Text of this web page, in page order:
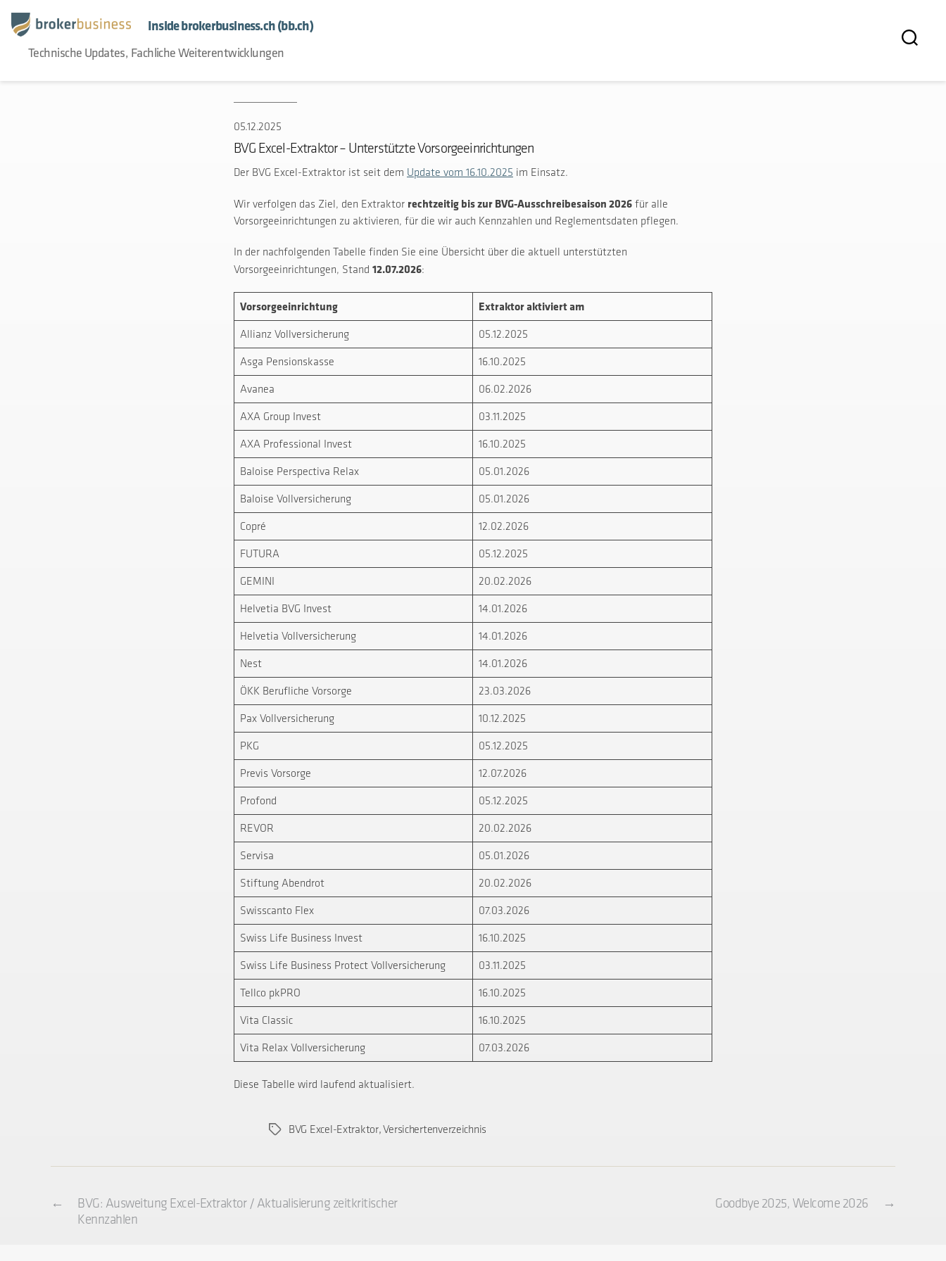
Inside brokerbusiness.ch (bb.ch)
Technische Updates, Fachliche Weiterentwicklungen
05.12.2025
BVG Excel-Extraktor – Unterstützte Vorsorgeeinrichtungen
Der BVG Excel-Extraktor ist seit dem Update vom 16.10.2025 im Einsatz.
Wir verfolgen das Ziel, den Extraktor rechtzeitig bis zur BVG-Ausschreibesaison 2026 für alle
Vorsorgeeinrichtungen zu aktivieren, für die wir auch Kennzahlen und Reglementsdaten pflegen.
In der nachfolgenden Tabelle finden Sie eine Übersicht über die aktuell unterstützten
Vorsorgeeinrichtungen, Stand 12.07.2026:
Vorsorgeeinrichtung Extraktor aktiviert am
Allianz Vollversicherung 05.12.2025
Asga Pensionskasse 16.10.2025
Avanea 06.02.2026
AXA Group Invest 03.11.2025
AXA Professional Invest 16.10.2025
Baloise Perspectiva Relax 05.01.2026
Baloise Vollversicherung 05.01.2026
Copré 12.02.2026
FUTURA 05.12.2025
GEMINI 20.02.2026
Helvetia BVG Invest 14.01.2026
Helvetia Vollversicherung 14.01.2026
Nest 14.01.2026
ÖKK Berufliche Vorsorge 23.03.2026
Pax Vollversicherung 10.12.2025
PKG 05.12.2025
Previs Vorsorge 12.07.2026
Profond 05.12.2025
REVOR 20.02.2026
Servisa 05.01.2026
Stiftung Abendrot 20.02.2026
Swisscanto Flex 07.03.2026
Swiss Life Business Invest 16.10.2025
Swiss Life Business Protect Vollversicherung 03.11.2025
Tellco pkPRO 16.10.2025
Vita Classic 16.10.2025
Vita Relax Vollversicherung 07.03.2026
Diese Tabelle wird laufend aktualisiert.
Schlagwörter
BVG Excel-Extraktor,Versichertenverzeichnis
←
BVG: Ausweitung Excel-Extraktor / Aktualisierung zeitkritischer
Kennzahlen
→
Goodbye 2025, Welcome 2026